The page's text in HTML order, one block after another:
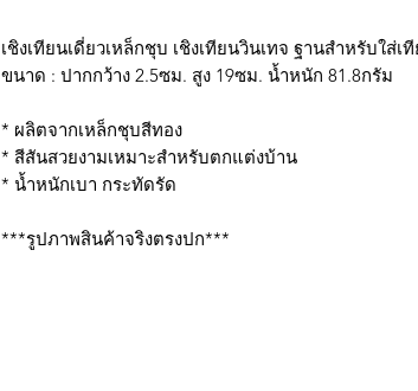
เชิงเทียน​เดี่ยว​เหล็กชุบ​ เชิงเทียนวินเทจ ฐานสำหรับใส่เ
ขนาด : ปากกว้าง 2.5ซม. สูง 19ซม. น้ำหนัก 81.8กรัม
* ผลิตจากเหล็กชุบสีทอง
* สีสันสวยงามเหมาะสำหรับตกแต่งบ้าน
* น้ำหนักเบา กระทัดรัด
***รูปภาพสินค้าจริงตรงปก***